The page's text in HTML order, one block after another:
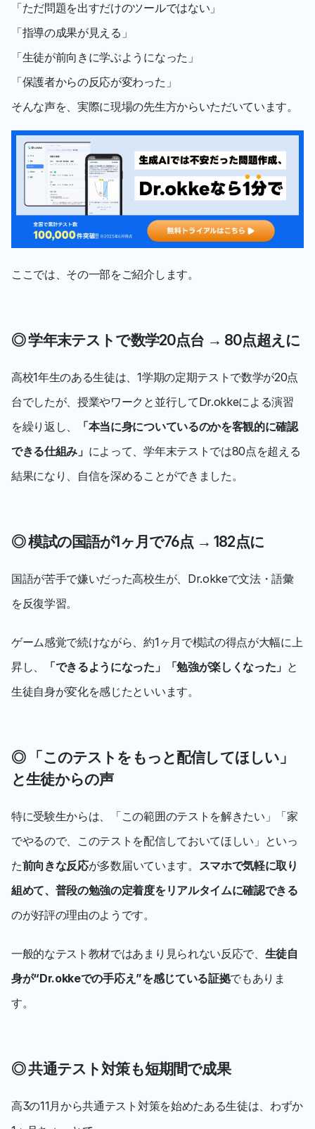
「ただ問題を出すだけのツールではない」
「指導の成果が見える」
「生徒が前向きに学ぶようになった」
「保護者からの反応が変わった」
そんな声を、実際に現場の先生方からいただいています。
ここでは、その一部をご紹介します。
◎ 学年末テストで数学20点台 → 80点超えに
高校1年生のある生徒は、1学期の定期テストで数学が20点
台でしたが、授業やワークと並行してDr.okkeによる演習
を繰り返し、
「本当に身についているのかを客観的に確認
できる仕組み」 によって、学年末テストでは80点を超える
結果になり、自信を深めることができました。
◎ 模試の国語が1ヶ月で76点 → 182点に
国語が苦手で嫌いだった高校生が、Dr.okkeで文法・語彙
を反復学習。
ゲーム感覚で続けながら、約1ヶ月で模試の得点が大幅に上
昇し、
「できるようになった」「勉強が楽しくなった」 と
生徒自身が変化を感じたといいます。
◎ 「このテストをもっと配信してほしい」
と生徒からの声
特に受験生からは、「この範囲のテストを解きたい」「家
でやるので、このテストを配信しておいてほしい」といっ
た前向きな反応が多数届いています。
スマホで気軽に取り
組めて、普段の勉強の定着度をリアルタイムに確認できる
のが好評の理由のようです。
一般的なテスト教材ではあまり見られない反応で、 生徒自
身が“Dr.okkeでの手応え”を感じている証拠でもありま
す。
◎ 共通テスト対策も短期間で成果
高3の11月から共通テスト対策を始めたある生徒は、わずか